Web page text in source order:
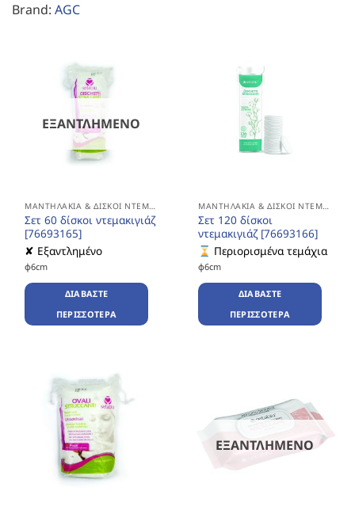
Brand: AGC
ΕΞΑΝΤΛΗΜΈΝΟ
ΜΑΝΤΗΛΆΚΙΑ & ΔΊΣΚΟΙ ΝΤΕΜΑΚΙΓΙΆΖ
Σετ 60 δίσκοι ντεμακιγιάζ
[76693165]
✘ Εξαντλημένο
φ6cm
ΔΙΑΒΆΣΤΕ
ΠΕΡΙΣΣΌΤΕΡΑ
ΜΑΝΤΗΛΆΚΙΑ & ΔΊΣΚΟΙ ΝΤΕΜΑΚΙΓΙΆΖ
Σετ 120 δίσκοι
ντεμακιγιάζ [76693166]
Περιορισμένα τεμάχια
φ6cm
ΔΙΑΒΆΣΤΕ
ΠΕΡΙΣΣΌΤΕΡΑ
ΕΞΑΝΤΛΗΜΈΝΟ